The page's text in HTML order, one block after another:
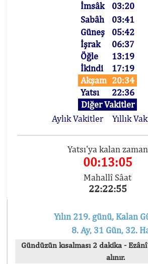
İmsâk
03:20
Sabâh
03:41
Güneş
05:42
İşrak
06:37
Öğle
13:19
İkindi
17:19
Akşam 20:34
Yatsı
22:36
Diğer Vakitler
Aylık Vakitler
Yıllık
Yatsı'ya kalan zaman
00:13:05
Mahallî Sâat
22:22:55
Yılın 219. günü, Kalan
8. Ay, 31 Gün, 32.
Gündüzün kısalması 2 dakika -
alınır.